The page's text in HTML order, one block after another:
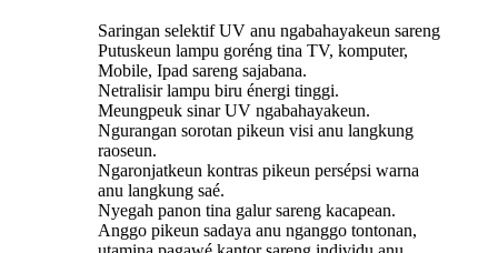
Saringan selektif UV anu ngabahayakeun sareng
Putuskeun lampu goréng tina TV, komputer,
Mobile, Ipad sareng sajabana.
Netralisir lampu biru énergi tinggi.
Meungpeuk sinar UV ngabahayakeun.
Ngurangan sorotan pikeun visi anu langkung
raoseun.
Ngaronjatkeun kontras pikeun persépsi warna
anu langkung saé.
Nyegah panon tina galur sareng kacapean.
Anggo pikeun sadaya anu nganggo tontonan,